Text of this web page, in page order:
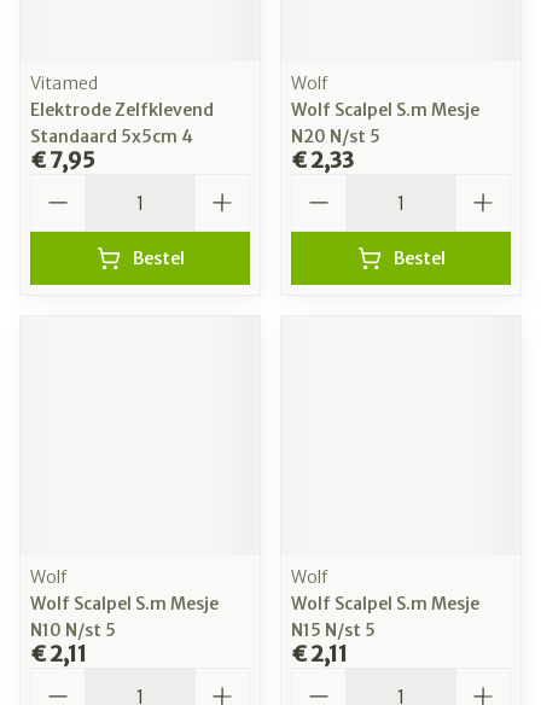
Vitamed
Elektrode Zelfklevend
Standaard 5x5cm 4
€ 7,95
Bestel
Wolf
Wolf Scalpel S.m Mesje
N20 N/st 5
€ 2,33
Bestel
Wolf
Wolf Scalpel S.m Mesje
N10 N/st 5
€ 2,11
Wolf
Wolf Scalpel S.m Mesje
N15 N/st 5
€ 2,11